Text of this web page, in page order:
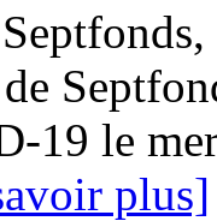
19 le
plus]